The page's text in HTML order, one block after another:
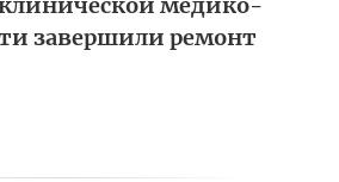
завершили ремонт